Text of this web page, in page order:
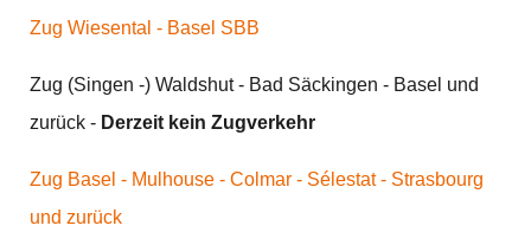
Zug Wiesental - Basel SBB
Zug (Singen -) Waldshut - Bad Säckingen - Basel und
zurück - Derzeit kein Zugverkehr
Zug Basel - Mulhouse - Colmar - Sélestat - Strasbourg
und zurück